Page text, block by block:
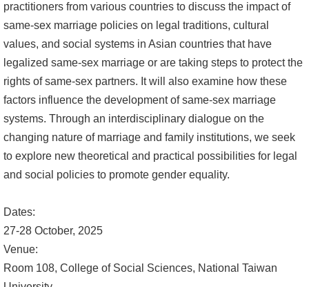
&
輔
捐
款
教
研
源
與
圖
書
館
practitioners from various countries to discuss the impact of
same-sex marriage policies on legal traditions, cultural
values, and social systems in Asian countries that have
legalized same-sex marriage or are taking steps to protect the
rights of same-sex partners. It will also examine how these
factors influence the development of same-sex marriage
systems. Through an interdisciplinary dialogue on the
changing nature of marriage and family institutions, we seek
to explore new theoretical and practical possibilities for legal
and social policies to promote gender equality.
Dates:
27-28 October, 2025
Venue:
Room 108, College of Social Sciences, National Taiwan